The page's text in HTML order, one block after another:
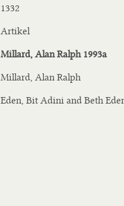
1332
Artikel
Millard, Alan Ralph 1993a
Millard, Alan Ralph
Eden, Bit Adini and Beth